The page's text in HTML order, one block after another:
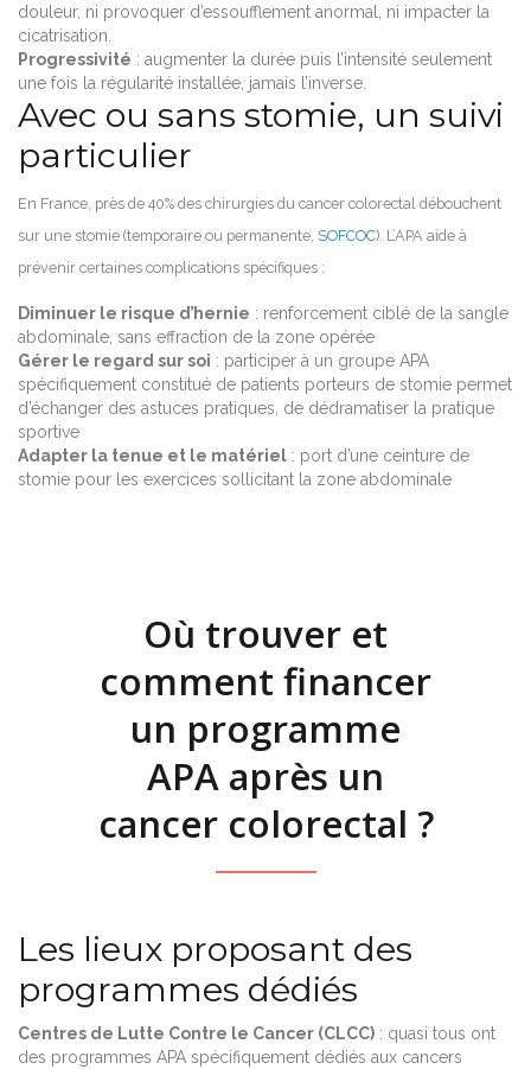
douleur, ni provoquer d’essoufflement anormal, ni impacter la
cicatrisation.
Progressivité : augmenter la durée puis l’intensité seulement
une fois la régularité installée, jamais l’inverse.
Avec ou sans stomie, un suivi
particulier
En France, près de 40% des chirurgies du cancer colorectal débouchent
sur une stomie (temporaire ou permanente, SOFCOC). L’APA aide à
prévenir certaines complications spécifiques :
Diminuer le risque d’hernie : renforcement ciblé de la sangle
abdominale, sans effraction de la zone opérée
Gérer le regard sur soi : participer à un groupe APA
spécifiquement constitué de patients porteurs de stomie permet
d’échanger des astuces pratiques, de dédramatiser la pratique
sportive
Adapter la tenue et le matériel : port d’une ceinture de
stomie pour les exercices sollicitant la zone abdominale
Où trouver et
comment financer
un programme
APA après un
cancer colorectal ?
Les lieux proposant des
programmes dédiés
Centres de Lutte Contre le Cancer (CLCC) : quasi tous ont
des programmes APA spécifiquement dédiés aux cancers